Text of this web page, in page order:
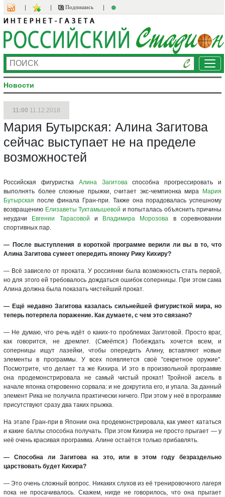
Подпишись
Новости
11:00 11.12.2018
Мария Бутырская: Алина Загитова
сейчас выступает не на пределе
возможностей
Российская фигуристка Алина Загитоваспособна прогрессировать и
выполнять более сложные прыжки, считает экс-чемпионка мира
Мария
Бутырская после финала Гран-при. Также она порадовалась успешному
возвращению Елизаветы Туктамышевой и попыталась объяснить причины
неудачи
Евгении Тарасовой и Владимира Морозова в соревновании
спортивных пар.
— После выступления в короткой программе верили ли вы в то, что
Алина Загитова сумеет опередить японку Рику Кихиру?
— Всё зависело от проката. У россиянки была возможность стать первой,
но для этого ей требовалось дождаться ошибок соперницы. При этом сама
Алина должна была показать чистейший прокат.
— Ещё недавно Загитова казалась сильнейшей фигуристкой мира, но
теперь потерпела поражение. Как думаете, с чем это связано?
— Не думаю, что речь идёт о каких-то проблемах Загитовой. Просто враг,
как говорится, не дремлет. (Смеётся.) Побеждать хочется всем, и
соперницы ищут лазейки, чтобы опередить Алину, вставляют новые
элементы в программы. У всех появляется своё "секретное оружие".
Посмотрите, что делает та же Кихира. И это в произвольной программе
она продемонстрировала не самый чистый прокат! Тройной аксель в
начале японка откровенно сорвала: и не докрутила его, и упала. За данный
элемент Рика не получила практически ничего. При этом у неё в программе
присутствуют сразу два таких прыжка.
На этапе Гран-при в Японии она продемонстрировала, как умеет кататься
и какие баллы способна получать. При этом Кихира не просто прыгает — у
неё очень красивая программа. Алине остаётся только прибавлять.
— Способна ли Загитова на это, или в этом году безраздельно
царствовать будет Кихира?
— Это очень сложный вопрос. Никаких слухов из её тренировочного лагеря
пока не просачивалось. Скажем, нигде не говорилось, что она прыгает